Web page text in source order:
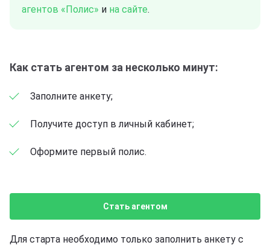
агентов «Полис» и на сайте.
Как стать агентом за несколько минут:
Заполните анкету;
Получите доступ в личный кабинет;
Оформите первый полис.
Стать агентом
Для старта необходимо только заполнить анкету с